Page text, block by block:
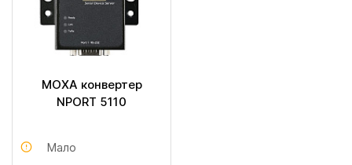
MOXA конвертер
NPORT 5110
Мало